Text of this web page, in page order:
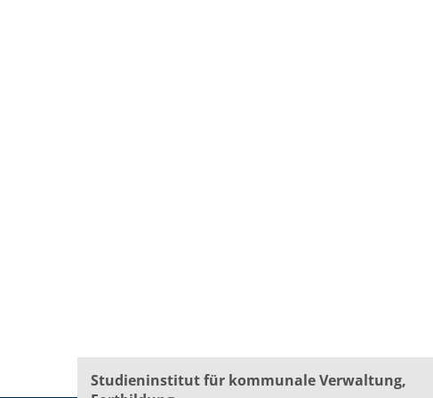
Studieninstitut für kommunale Verwaltung,